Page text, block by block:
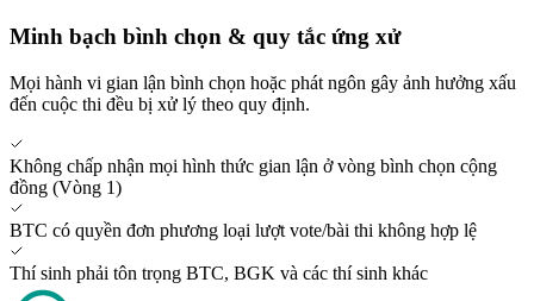
Minh bạch bình chọn & quy tắc ứng xử
Mọi hành vi gian lận bình chọn hoặc phát ngôn gây ảnh hưởng xấu
đến cuộc thi đều bị xử lý theo quy định.
Không chấp nhận mọi hình thức gian lận ở vòng bình chọn cộng
đồng (Vòng 1)
BTC có quyền đơn phương loại lượt vote/bài thi không hợp lệ
Thí sinh phải tôn trọng BTC, BGK và các thí sinh khác